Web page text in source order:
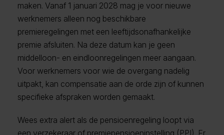
maken. Vanaf 1 januari 2028 mag je voor nieuwe
werknemers alleen nog beschikbare
premieregelingen met een leeftijdsonafhankelijke
premie afsluiten. Na deze datum kan je geen
middelloon- en eindloonregelingen meer aangaan.
Voor werknemers voor wie de overgang nadelig
uitpakt, kan compensatie aan de orde zijn of kunnen
specifieke afspraken worden gemaakt.
Wees extra alert als de pensioenregeling loopt via